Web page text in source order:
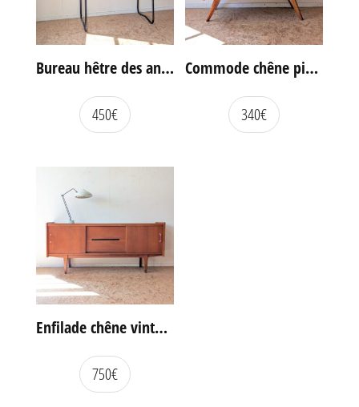
Bureau hêtre des années 60
450€
Commode chêne pieds compas vintage
340€
Enfilade chêne vintage portes coulissantes
750€